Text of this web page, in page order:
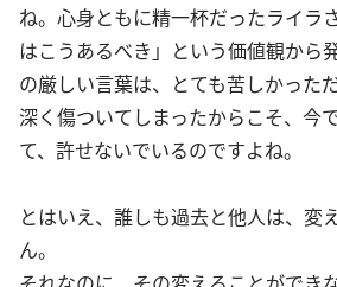
ね。心身ともに精一杯だったライラ
はこうあるべき」という価値観から
の厳しい言葉は、とても苦しかった
深く傷ついてしまったからこそ、今
て、許せないでいるのですよね。
とはいえ、誰しも過去と他人は、変
ん。